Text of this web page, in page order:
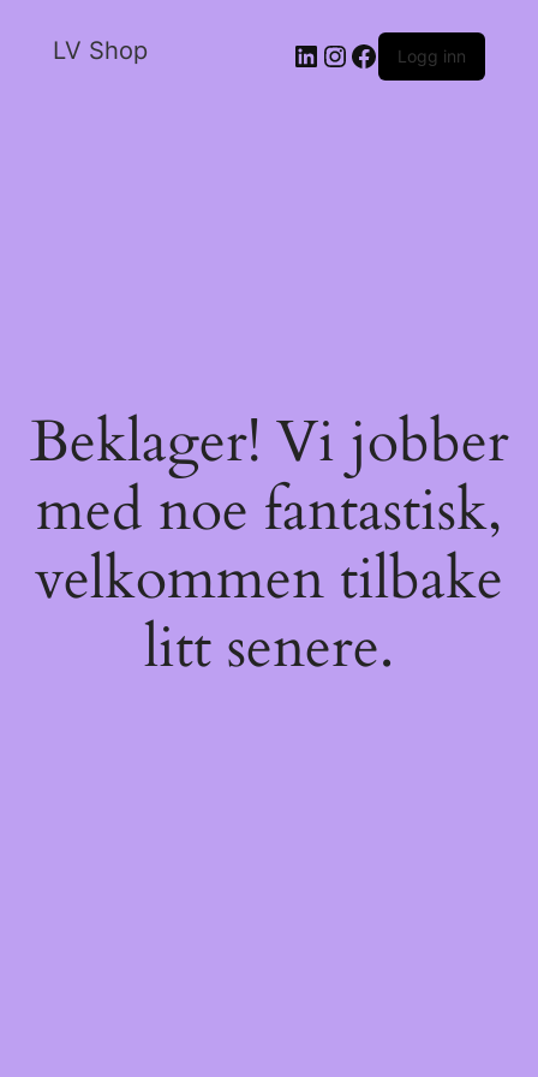
LV Shop Logg inn
Beklager! Vi jobber
med noe fantastisk,
velkommen tilbake
litt senere.